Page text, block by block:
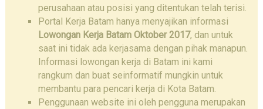
perusahaan atau posisi yang ditentukan telah terisi.
Portal Kerja Batam hanya menyajikan informasi
Lowongan Kerja Batam Oktober 2017, dan untuk
saat ini tidak ada kerjasama dengan pihak manapun.
Informasi lowongan kerja di Batam ini kami
rangkum dan buat seinformatif mungkin untuk
membantu para pencari kerja di Kota Batam.
Penggunaan website ini oleh pengguna merupakan